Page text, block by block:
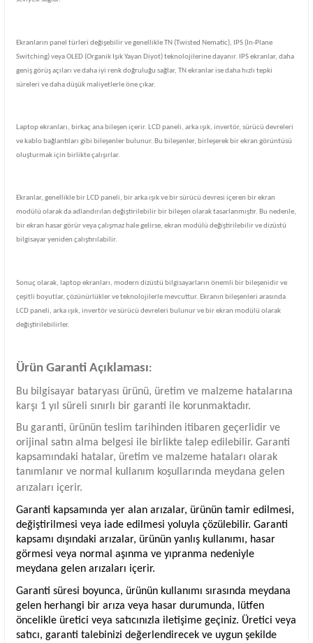
Ekranların panel türleri değişebilir ve genellikle TN (Twisted Nematic), IPS (In-Plane
Switching) veya OLED (Organik Işık Yayan Diyot) teknolojilerine dayanır. IPS ekranlar, daha
geniş görüş açıları ve daha iyi renk doğruluğu sağlar, TN ekranlar ise daha hızlı tepki
süreleri ve daha düşük maliyetlerle öne çıkar.
Laptop ekranları, birkaç ana bileşen içerir. LCD paneli, arka ışık, invertör, sürücü devreleri
ve kablo bağlantıları gibi bileşenler bulunur. Bu bileşenler, birleşerek bir ekran görüntüsü
oluşturmak için birlikte çalışırlar.
Ekranlar, genellikle bir LCD paneli, bir arka ışık ve bir sürücü devresi içeren bir ekran
modülü olarak da adlandırılan değiştirilebilir bir bileşen olarak tasarlanmıştır. Bu nedenle,
bir ekran hasar görür veya çalışmaz hale gelirse, ekran modülü değiştirilebilir ve dizüstü
bilgisayar yeniden çalıştırılabilir.
Sonuç olarak, laptop ekranları, modern dizüstü bilgisayarların önemli bir bileşenidir ve
çeşitli boyutlar, çözünürlükler ve teknolojilerle mevcuttur. Ekranın bileşenleri arasında
LCD paneli, arka ışık, invertör ve sürücü devreleri bulunur ve bir ekran modülü olarak
değiştirilebilirler.
Ürün Garanti Açıklaması:
Bu bilgisayar bataryası ürünü, üretim ve malzeme hatalarına
karşı 1 yıl süreli sınırlı bir garanti ile korunmaktadır.
Bu garanti, ürünün teslim tarihinden itibaren geçerlidir ve
orijinal satın alma belgesi ile birlikte talep edilebilir. Garanti
kapsamındaki hatalar, üretim ve malzeme hataları olarak
tanımlanır ve normal kullanım koşullarında meydana gelen
arızaları içerir.
Garanti kapsamında yer alan arızalar, ürünün tamir edilmesi,
değiştirilmesi veya iade edilmesi yoluyla çözülebilir. Garanti
kapsamı dışındaki arızalar, ürünün yanlış kullanımı, hasar
görmesi veya normal aşınma ve yıpranma nedeniyle
meydana gelen arızaları içerir.
Garanti süresi boyunca, ürünün kullanımı sırasında meydana
gelen herhangi bir arıza veya hasar durumunda, lütfen
öncelikle üretici veya satıcınızla iletişime geçiniz. Üretici veya
satıcı, garanti talebinizi değerlendirecek ve uygun şekilde